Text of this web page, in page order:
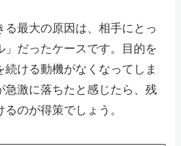
る最大の原因は、相手にとっ
」だったケースです。目的を
ける動機がなくなってしま
急激に落ちたと感じたら、残
のが得策でしょう。